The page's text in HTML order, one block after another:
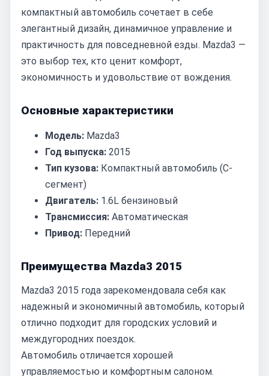
компактный автомобиль сочетает в себе
элегантный дизайн, динамичное управление и
практичность для повседневной езды. Mazda3 —
это выбор тех, кто ценит комфорт,
экономичность и удовольствие от вождения.
Основные характеристики
Модель: Mazda3
Год выпуска: 2015
Тип кузова: Компактный автомобиль (C-
сегмент)
Двигатель: 1.6L бензиновый
Трансмиссия: Автоматическая
Привод: Передний
Преимущества Mazda3 2015
Mazda3 2015 года зарекомендовала себя как
надежный и экономичный автомобиль, который
отлично подходит для городских условий и
междугородних поездок.
Автомобиль отличается хорошей
управляемостью и комфортным салоном.